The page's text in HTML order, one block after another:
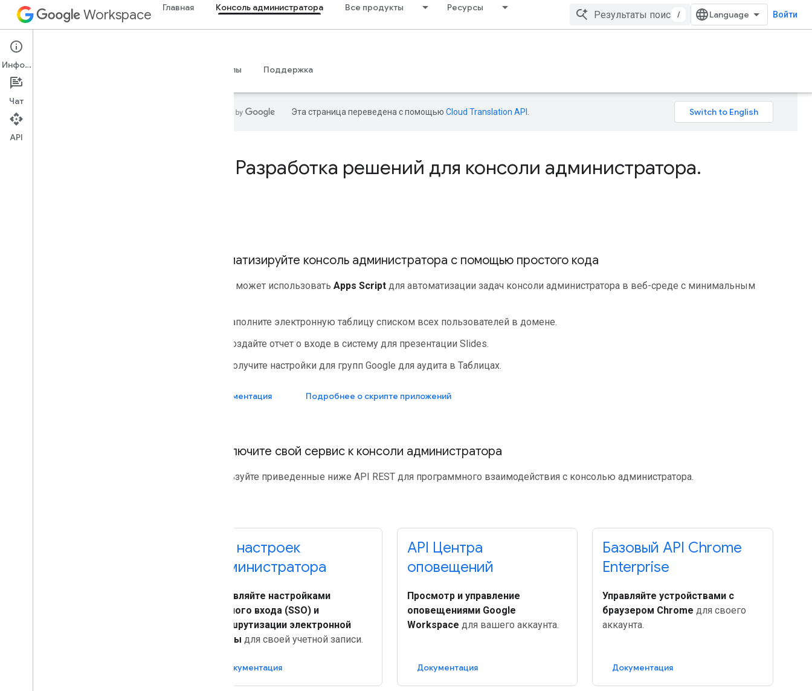
Workspace Главная Консоль администратора Все продукты Ресурсы
/ Войти
Admin console
Обзор Справочные материалы Поддержка
Эта страница переведена с помощью Cloud Translation API
Разработка решений для консоли администратора.
Автоматизируйте консоль администратора с помощью простого кода
Любой может использовать Apps Script для автоматизации задач консоли администратора в веб-среде с минимальным
Заполните электронную таблицу списком всех пользователей в домене.
Создайте отчет о входе в систему для презентации Slides.
Получите настройки для групп Google для аудита в Таблицах.
Документация Подробнее о скрипте приложений
Подключите свой сервис к консоли администратора
Используйте приведенные ниже API REST для программного взаимодействия с консолью администратора.
API настроек
администратора
Управляйте настройками
единого входа (SSO) и
маршрутизации электронной
почты для своей учетной записи.
Документация
API Центра
оповещений
Просмотр и управление
оповещениями Google
Workspace для вашего аккаунта.
Документация
Базовый API Chrome
Enterprise
Управляйте устройствами с
браузером Chrome для своего
аккаунта.
Документация
Информация
Чат
API